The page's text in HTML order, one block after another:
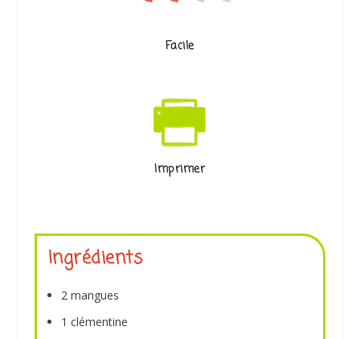
Facile
Imprimer
Ingrédients
2 mangues
1 clémentine